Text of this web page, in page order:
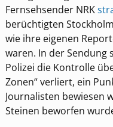
Fernsehsender NRK
berüchtigten
wie ihre eigenen
waren. In der Sendung
Polizei die Kontrolle
Zonen“ verliert, ein
Journalisten bewiesen
Steinen beworfen